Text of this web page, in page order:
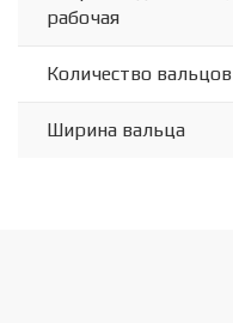
рабочая
Количество вальцов
Ширина вальца